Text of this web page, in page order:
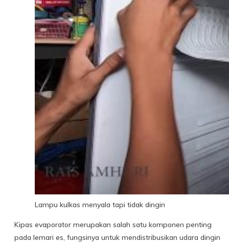
Lampu kulkas menyala tapi tidak dingin
Kipas evaporator merupakan salah satu komponen penting
pada lemari es, fungsinya untuk mendistribusikan udara dingin